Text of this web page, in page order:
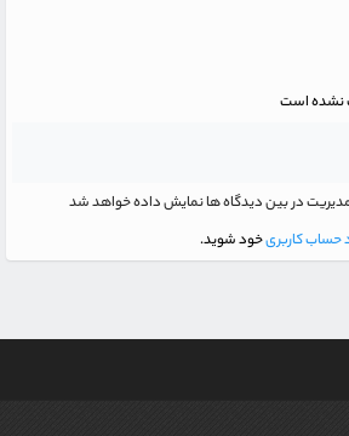
نشده است
در بین دیدگاه ها نمایش داده خواهد شد
حساب کاربریخود شوید.